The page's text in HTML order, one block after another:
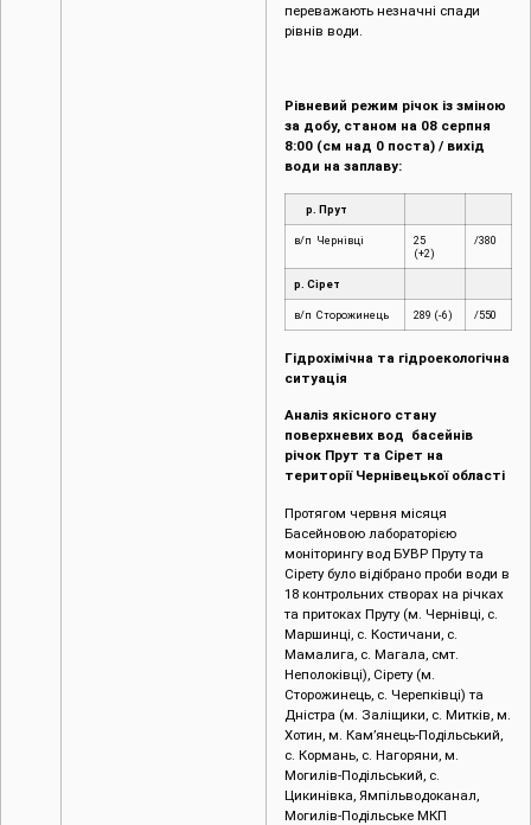
переважають незначні спади
рівнів води.
Рівневий режим річок із зміною
за добу, станом на 08 серпня
8:00 (см над 0 поста) / вихід
води на заплаву:
р. Прут
в/п Чернівці
25
(+2)
/380
р. Сірет
в/п Сторожинець 289 (-6) /550
Гідрохімічна та гідроекологічна
ситуація
Аналіз якісного стану
поверхневих вод басейнів
річок Прут та Сірет на
території Чернівецької області
Протягом червня місяця
Басейновою лабораторією
моніторингу вод БУВР Пруту та
Сірету було відібрано проби води в
18 контрольних створах на річках
та притоках Пруту (м. Чернівці, c.
Маршинці, с. Костичани, с.
Мамалига, с. Магала, смт.
Неполоківці), Сірету (м.
Сторожинець, с. Черепківці) та
Дністра (м. Заліщики, с. Митків, м.
Хотин, м. Кам’янець-Подільський,
с. Кормань, с. Нагоряни, м.
Могилів-Подільський, с.
Цикинівка, Ямпільводоканал,
Могилів-Подільське МКП